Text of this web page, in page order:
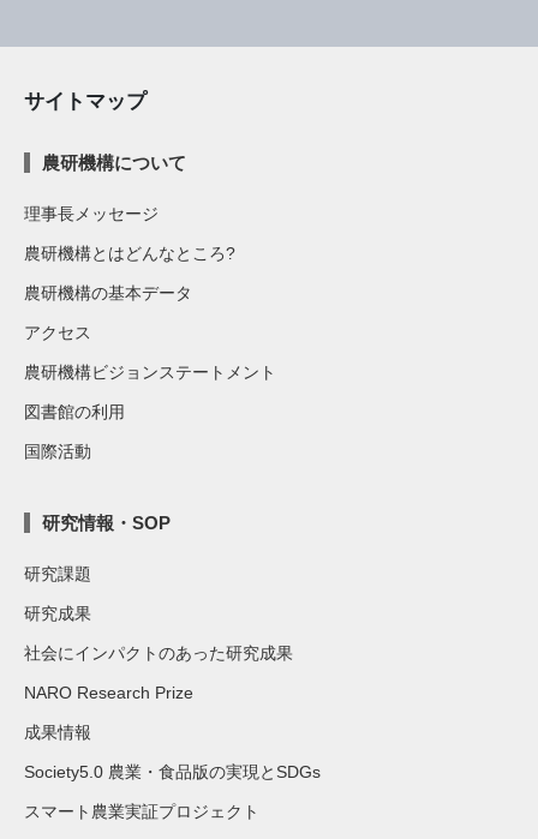
サイトマップ
農研機構について
理事長メッセージ
農研機構とはどんなところ?
農研機構の基本データ
アクセス
農研機構ビジョンステートメント
図書館の利用
国際活動
研究情報・SOP
研究課題
研究成果
社会にインパクトのあった研究成果
NARO Research Prize
成果情報
Society5.0 農業・食品版の実現とSDGs
スマート農業実証プロジェクト